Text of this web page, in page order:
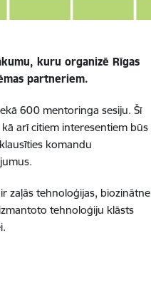
kuru organizē Rīgas
partneriem.
600 mentoringa sesiju. Šī
arī citiem interesentiem būs
komandu
zaļās tehnoloģijas, biozinātne
tehnoloģiju klāsts